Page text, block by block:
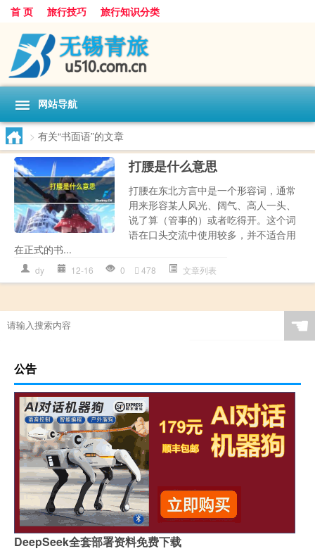
首 页 旅行技巧 旅行知识分类
网站导航
> 有关“书面语”的文章
打腰是什么意思
打腰在东北方言中是一个形容词，通常
用来形容某人风光、阔气、高人一头、
说了算（管事的）或者吃得开。这个词
语在口头交流中使用较多，并不适合用
在正式的书...
dy 12-16 0 478 文章列表
☚
公告
DeepSeek全套部署资料免费下载